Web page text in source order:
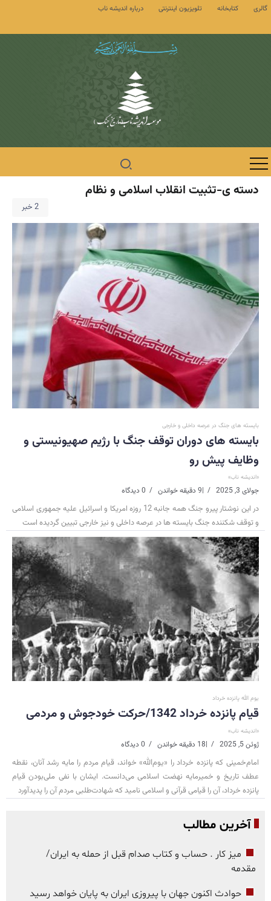
گالری کتابخانه تلویزیون اینترنتی درباره اندیشه ناب
دسته ی-تثبیت انقلاب اسلامی و نظام
2 خبر
بایسته های جنگ در عرصه داخلی و خارجی
بایسته های دوران توقف جنگ با رژیم صهیونیستی و
وظایف پیش رو
«اندیشه ناب»
جولای 3, 2025 |9 دقیقه خواندن 0 دیدگاه
در این نوشتار پیرو جنگ همه جانبه 12 روزه امریکا و اسرائیل علیه جمهوری اسلامی
و توقف شکننده جنگ بایسته ها در عرصه داخلی و نیز خارجی تبیین گردیده است
یوم الله پانزده خرداد
قیام پانزده خرداد 1342/حرکت خودجوش و مردمی
«اندیشه ناب»
ژوئن 5, 2025 |18 دقیقه خواندن 0 دیدگاه
امام‌خمینی که پانزده خرداد را «یوم‌الله» خواند، قیام مردم را مایه رشد آنان، نقطه
عطف تاریخ و خمیرمایه نهضت اسلامی می‌دانست. ایشان با نفی ملی‌بودن قیام
پانزده خرداد، آن را قیامی قرآنی و اسلامی نامید که شهادت‌طلبی مردم آن را پدیدآورد
آخرین مطالب
میز کار . حساب و کتاب صدام قبل از حمله به ایران/
مقدمه
حوادث اکنون جهان با پیروزی ایران به پایان خواهد رسید